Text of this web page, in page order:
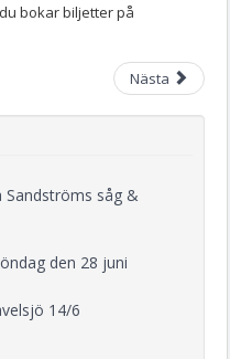
bokar biljetter på
Nästa
såg &
den 28 juni
14/6